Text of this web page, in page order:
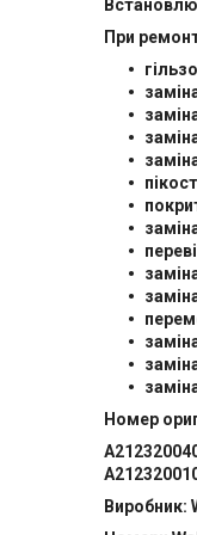
При
Номер
Виробник: